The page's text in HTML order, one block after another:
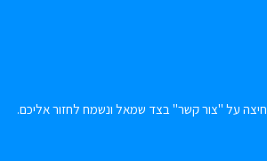
על "צור קשר" בצד שמאל ונשמח לחזור אליכם.